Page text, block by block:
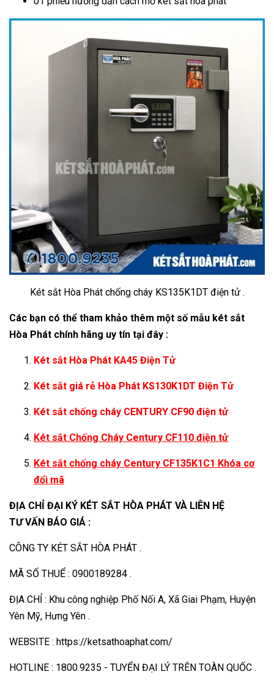
Két sắt Hòa Phát chống cháy KS135K1DT điện tử .
Các bạn có thể tham khảo thêm một số mẫu két sắt
Hòa Phát chính hãng uy tín tại đây :
Két sắt Hòa Phát KA45 Điện Tử
Két sắt giá rẻ Hòa Phát KS130K1DT Điện Tử
Két sắt chống cháy CENTURY CF90 điện tử
Két sắt Chống Cháy Century CF110 điện tử
Két sắt chống cháy Century CF135K1C1 Khóa cơ
đổi mã
ĐỊA CHỈ ĐẠI KÝ KÉT SẮT HÒA PHÁT VÀ LIÊN HỆ
TƯ VẤN BÁO GIÁ :
CÔNG TY KÉT SẮT HÒA PHÁT .
MÃ SỐ THUỂ : 0900189284 .
ĐỊA CHỈ : Khu công nghiệp Phố Nối A, Xã Giai Phạm, Huyện
Yên Mỹ, Hưng Yên .
WEBSITE : https://ketsathoaphat.com/
HOTLINE : 1800.9235 - TUYỂN ĐẠI LÝ TRÊN TOÀN QUỐC .